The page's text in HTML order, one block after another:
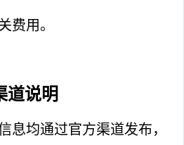
费用。
道说明
息均通过官方渠道发布，